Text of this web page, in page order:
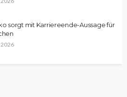
sorgt mit Karriereende-Aussage für
2026